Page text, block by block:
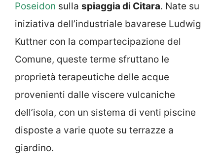
Poseidon sulla spiaggia di Citara. Nate su
iniziativa dell’industriale bavarese Ludwig
Kuttner con la compartecipazione del
Comune, queste terme sfruttano le
proprietà terapeutiche delle acque
provenienti dalle viscere vulcaniche
dell’isola, con un sistema di venti piscine
disposte a varie quote su terrazze a
giardino.